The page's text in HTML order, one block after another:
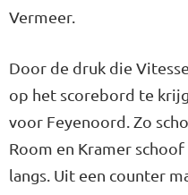
Vermeer.
Door de druk die
op het scorebord te
voor Feyenoord. Zo
Room en Kramer
langs. Uit een counter